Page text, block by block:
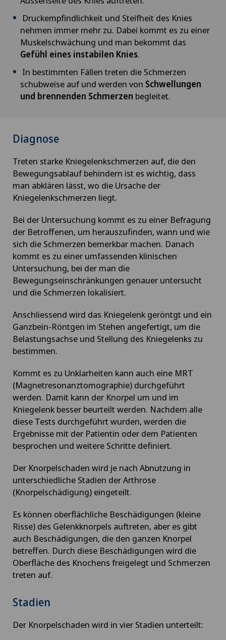
Druckempfindlichkeit und Steifheit des Knies
nehmen immer mehr zu. Dabei kommt es zu einer
Muskelschwächung und man bekommt das
Gefühl eines instabilen Knies.
In bestimmten Fällen treten die Schmerzen
schubweise auf und werden von Schwellungen
und brennenden Schmerzen begleitet.
Diagnose
Treten starke Kniegelenkschmerzen auf, die den
Bewegungsablauf behindern ist es wichtig, dass
man abklären lässt, wo die Ursache der
Kniegelenkschmerzen liegt.
Bei der Untersuchung kommt es zu einer Befragung
der Betroffenen, um herauszufinden, wann und wie
sich die Schmerzen bemerkbar machen. Danach
kommt es zu einer umfassenden klinischen
Untersuchung, bei der man die
Bewegungseinschränkungen genauer untersucht
und die Schmerzen lokalisiert.
Anschliessend wird das Kniegelenk geröntgt und ein
Ganzbein-Röntgen im Stehen angefertigt, um die
Belastungsachse und Stellung des Kniegelenks zu
bestimmen.
Kommt es zu Unklarheiten kann auch eine MRT
(Magnetresonanztomographie) durchgeführt
werden. Damit kann der Knorpel um und im
Kniegelenk besser beurteilt werden. Nachdem alle
diese Tests durchgeführt wurden, werden die
Ergebnisse mit der Patientin oder dem Patienten
besprochen und weitere Schritte definiert.
Der Knorpelschaden wird je nach Abnutzung in
unterschiedliche Stadien der Arthrose
(Knorpelschädigung) eingeteilt.
Es können oberflächliche Beschädigungen (kleine
Risse) des Gelenkknorpels auftreten, aber es gibt
auch Beschädigungen, die den ganzen Knorpel
betreffen. Durch diese Beschädigungen wird die
Oberfläche des Knochens freigelegt und Schmerzen
treten auf.
Stadien
Der Knorpelschaden wird in vier Stadien unterteilt: